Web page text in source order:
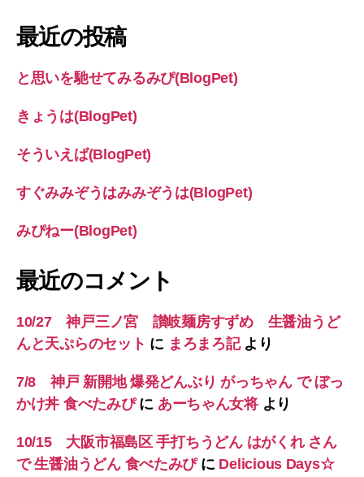
象:
最近の投稿
と思いを馳せてみるみぴ(BlogPet)
きょうは(BlogPet)
そういえば(BlogPet)
すぐみみぞうはみみぞうは(BlogPet)
みぴねー(BlogPet)
最近のコメント
10/27 神戸三ノ宮 讃岐麺房すずめ 生醤油うど
んと天ぷらのセット に まろまろ記より
7/8 神戸 新開地 爆発どんぶり がっちゃん で ぼっ
かけ丼 食べたみぴに あーちゃん女将より
10/15 大阪市福島区 手打ちうどん はがくれ さん
で 生醤油うどん 食べたみぴに Delicious Days☆